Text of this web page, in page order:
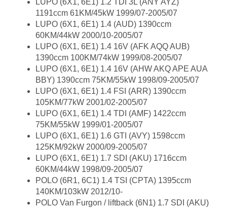
LUPO (6X1, 6E1) 1.2 TDI 3L (ANY AYZ)
1191ccm 61KM/45kW 1999/07-2005/07
LUPO (6X1, 6E1) 1.4 (AUD) 1390ccm
60KM/44kW 2000/10-2005/07
LUPO (6X1, 6E1) 1.4 16V (AFK AQQ AUB)
1390ccm 100KM/74kW 1999/08-2005/07
LUPO (6X1, 6E1) 1.4 16V (AHW AKQ APE AUA
BBY) 1390ccm 75KM/55kW 1998/09-2005/07
LUPO (6X1, 6E1) 1.4 FSI (ARR) 1390ccm
105KM/77kW 2001/02-2005/07
LUPO (6X1, 6E1) 1.4 TDI (AMF) 1422ccm
75KM/55kW 1999/01-2005/07
LUPO (6X1, 6E1) 1.6 GTI (AVY) 1598ccm
125KM/92kW 2000/09-2005/07
LUPO (6X1, 6E1) 1.7 SDI (AKU) 1716ccm
60KM/44kW 1998/09-2005/07
POLO (6R1, 6C1) 1.4 TSI (CPTA) 1395ccm
140KM/103kW 2012/10-
POLO Van Furgon / liftback (6N1) 1.7 SDI (AKU)